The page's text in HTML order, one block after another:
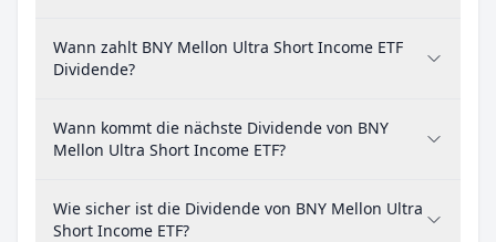
Wann zahlt BNY Mellon Ultra Short Income ETF
Dividende?
Wann kommt die nächste Dividende von BNY
Mellon Ultra Short Income ETF?
Wie sicher ist die Dividende von BNY Mellon Ultra
Short Income ETF?